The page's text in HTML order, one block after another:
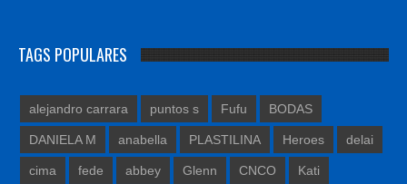
TAGS POPULARES
alejandro carrara puntos s Fufu BODAS
DANIELA M anabella PLASTILINA Heroes delai
cima fede abbey Glenn CNCO Kati